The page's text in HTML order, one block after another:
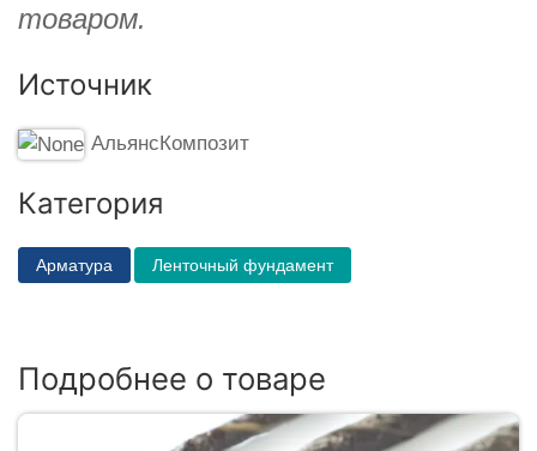
товаром.
Источник
АльянсКомпозит
Категория
Арматура Ленточный фундамент
Подробнее о товаре